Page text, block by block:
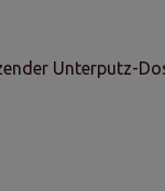
Unterputz-